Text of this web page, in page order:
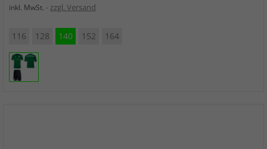
inkl. MwSt. zzgl. Versand
116 128 140 152 164